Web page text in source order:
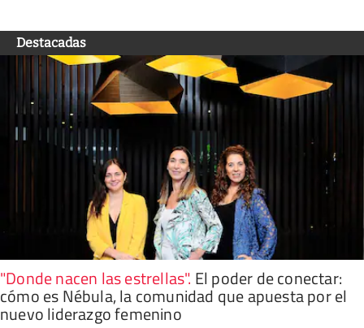
Destacadas
"Donde nacen las estrellas". El poder de conectar:
cómo es Nébula, la comunidad que apuesta por el
nuevo liderazgo femenino